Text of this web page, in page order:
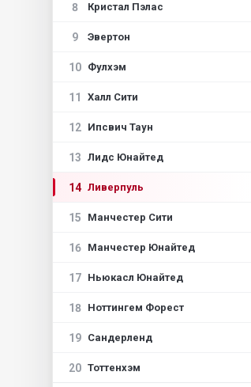
8 Кристал Пэлас
9 Эвертон
10 Фулхэм
11 Халл Сити
12 Ипсвич Таун
13 Лидс Юнайтед
14 Ливерпуль
15 Манчестер Сити
16 Манчестер Юнайтед
17 Ньюкасл Юнайтед
18 Ноттингем Форест
19 Сандерленд
20 Тоттенхэм